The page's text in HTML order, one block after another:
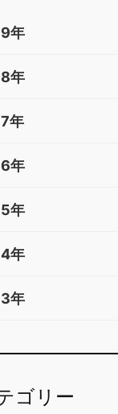
年
年
年
年
年
年
年
ゴリー